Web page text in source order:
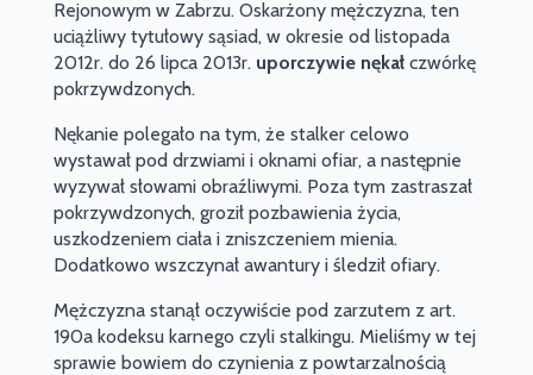
Rejonowym w Zabrzu. Oskarżony mężczyzna, ten
uciążliwy tytułowy sąsiad, w okresie od listopada
2012r. do 26 lipca 2013r. uporczywie nękałczwórkę
pokrzywdzonych.
Nękanie polegało na tym, że stalker celowo
wystawał pod drzwiami i oknami ofiar, a następnie
wyzywał słowami obraźliwymi. Poza tym zastraszał
pokrzywdzonych, groził pozbawienia życia,
uszkodzeniem ciała i zniszczeniem mienia.
Dodatkowo wszczynał awantury i śledził ofiary.
Mężczyzna stanął oczywiście pod zarzutem z art.
190a kodeksu karnego czyli stalkingu. Mieliśmy w tej
sprawie bowiem do czynienia z powtarzalnością